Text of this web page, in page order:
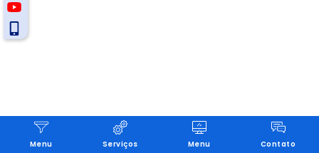
Menu Serviços Menu Contato